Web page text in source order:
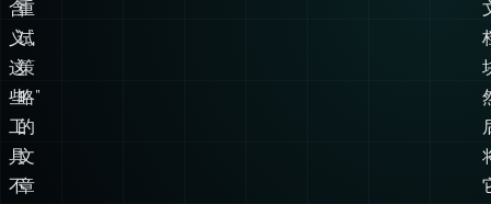
连
接
限
制
和
重
试
符
运
作，
而
非
含
义。